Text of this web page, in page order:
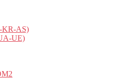
KR-AS)
UE)